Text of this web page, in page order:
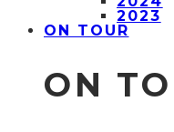
2023
ON TOUR
ON